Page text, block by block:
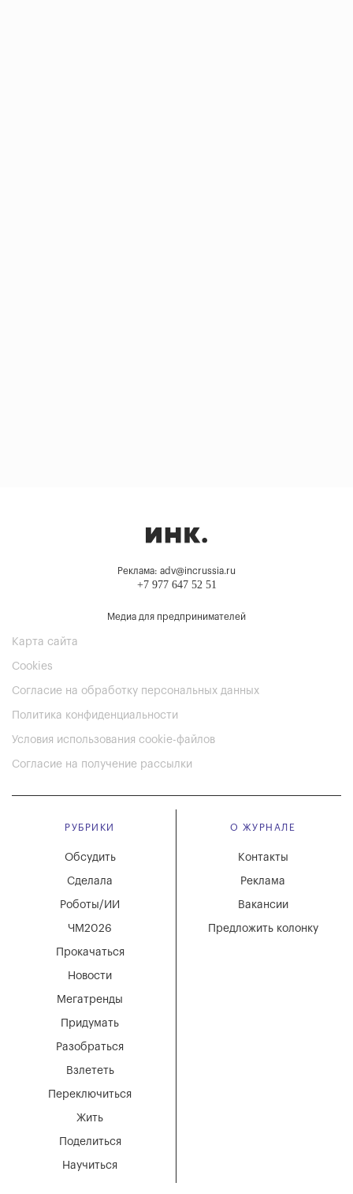
Реклама: adv@incrussia.ru
+7 977 647 52 51
Медиа для предпринимателей
Карта сайта
Cookies
Согласие на обработку персональных данных
Политика конфиденциальности
Условия использования cookie-файлов
Согласие на получение рассылки
РУБРИКИ
Мегатренды
Придумать
Разобраться
Взлететь
Новости
Переключиться
Жить
Поделиться
Научиться
Обсудить
Сделала
Роботы/ИИ
ЧМ2026
Прокачаться
О ЖУРНАЛЕ
Вакансии
Реклама
Контакты
Предложить колонку